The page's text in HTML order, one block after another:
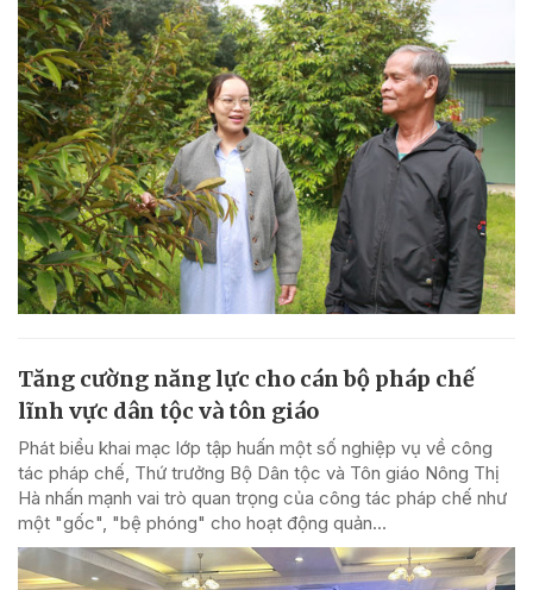
Tăng cường năng lực cho cán bộ pháp chế
lĩnh vực dân tộc và tôn giáo
Phát biểu khai mạc lớp tập huấn một số nghiệp vụ về công
tác pháp chế, Thứ trưởng Bộ Dân tộc và Tôn giáo Nông Thị
Hà nhấn mạnh vai trò quan trọng của công tác pháp chế như
một "gốc", "bệ phóng" cho hoạt động quản...